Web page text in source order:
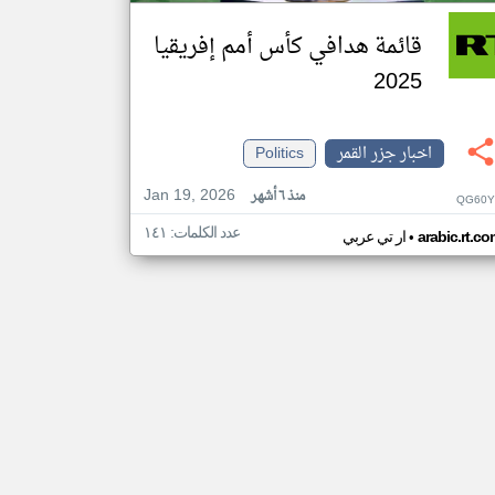
قائمة هدافي كأس أمم إفريقيا
2025
اخبار جزر القمر
Politics
Jan 19, 2026
منذ ٦ أشهر
ار تي عربي• عدد الكلمات: ١٤١